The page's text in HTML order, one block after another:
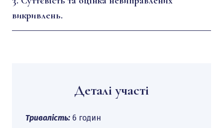
викривлень.
Деталі участі
Тривалість: 6 годин